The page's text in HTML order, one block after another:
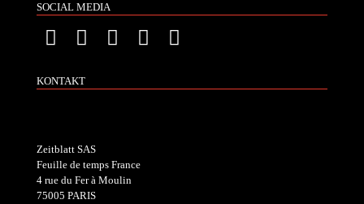
SOCIAL MEDIA
KONTAKT
Zeitblatt SAS
Feuille de temps France
4 rue du Fer à Moulin
75005 PARIS